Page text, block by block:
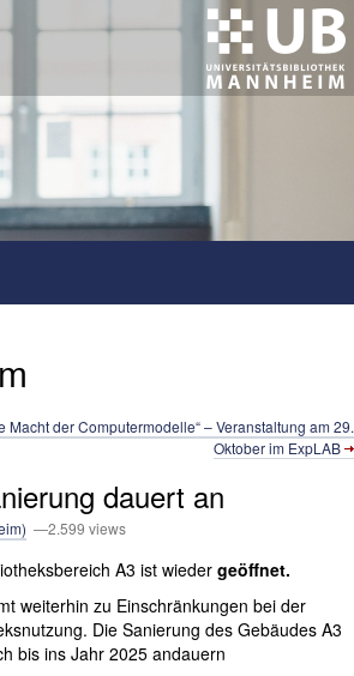
Macht der Computer­modelle“ – Veranstaltung am 29.
Oktober im ExpLAB
dauert an
—2.599 views
A3 ist wiedergeöffnet.
weiterhin zu Einschränkungen bei der
Die Sanierung des Gebäudes A3
bis ins Jahr 2025 andauern